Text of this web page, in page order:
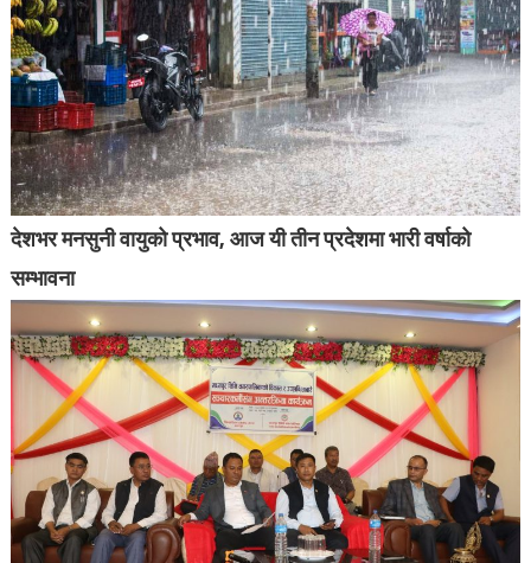
देशभर मनसुनी वायुको प्रभाव, आज यी तीन प्रदेशमा भारी वर्षाको
सम्भावना